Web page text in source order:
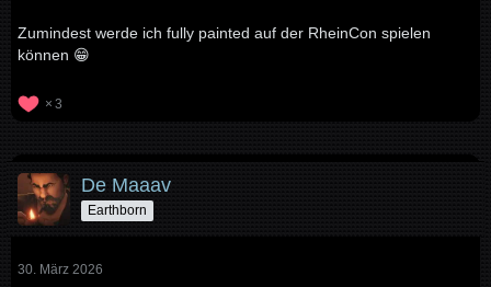
Zumindest werde ich fully painted auf der RheinCon spielen
können 😁
3
De Maaav
Earthborn
30. März 2026